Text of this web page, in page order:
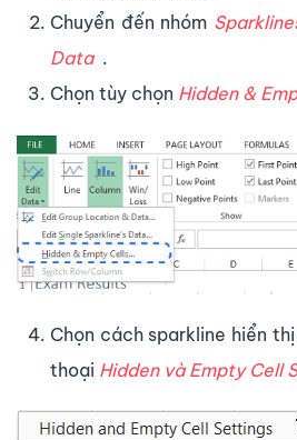
Chuyển đến nhóm
Data.
Chọn tùy chọn Hidden &
Chọn cách sparkline hiển
thoại Hidden và Empty Cell